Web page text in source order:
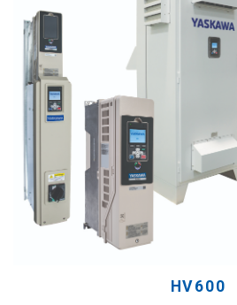
HV600